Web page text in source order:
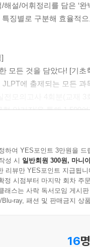
해설/어휘정리를 담은 ‘
징별로 구분해 효율적
모든 것을 담았다! [기
에 출제되는 모든
형 암기장’을 통해
향상! 해커스만의 다양
수 어휘 학습용’, ‘청해
학습이 가능하며, ‘해커
/문형 암기장’에 대한
하여 YES포인트 3만원을 드
성 시 일반회원 300원, 마니
리뷰만 YES포인트 지급됩니
정 시점부터 마지막 회차 주
래스는 사락 독서모임 게시
Blu-ray, 패션 및 판매금지 상
16